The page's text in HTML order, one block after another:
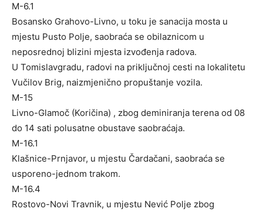
M-6.1
Bosansko Grahovo-Livno, u toku je sanacija mosta u
mjestu Pusto Polje, saobraća se obilaznicom u
neposrednoj blizini mjesta izvođenja radova.
U Tomislavgradu, radovi na priključnoj cesti na lokalitetu
Vučilov Brig, naizmjenično propuštanje vozila.
M-15
Livno-Glamoč (Koričina) , zbog deminiranja terena od 08
do 14 sati polusatne obustave saobraćaja.
M-16.1
Klašnice-Prnjavor, u mjestu Čardačani, saobraća se
usporeno-jednom trakom.
M-16.4
Rostovo-Novi Travnik, u mjestu Nević Polje zbog